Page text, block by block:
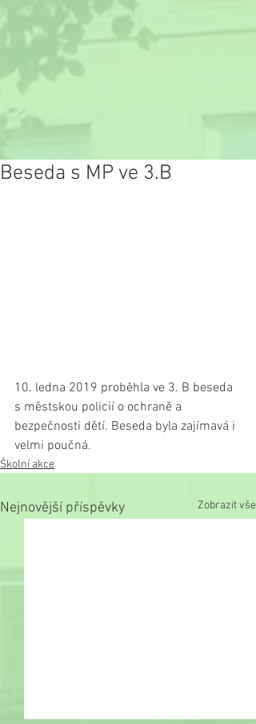
Beseda s MP ve 3.B
10. ledna 2019 proběhla ve 3. B beseda
s městskou policií o ochraně a
bezpečnosti dětí. Beseda byla zajímavá i
velmi poučná.
Školní akce
Nejnovější příspěvky Zobrazit vše